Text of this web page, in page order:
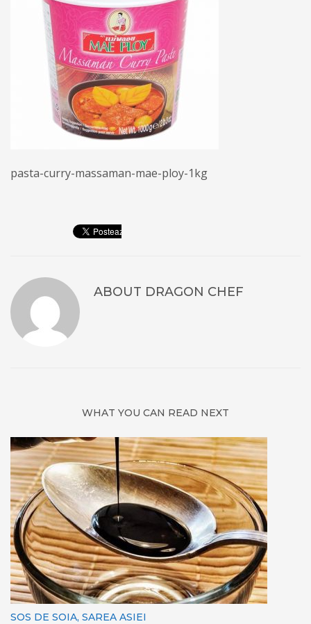
pasta-curry-massaman-mae-ploy-1kg
ABOUT DRAGON CHEF
WHAT YOU CAN READ NEXT
SOS DE SOIA, SAREA ASIEI